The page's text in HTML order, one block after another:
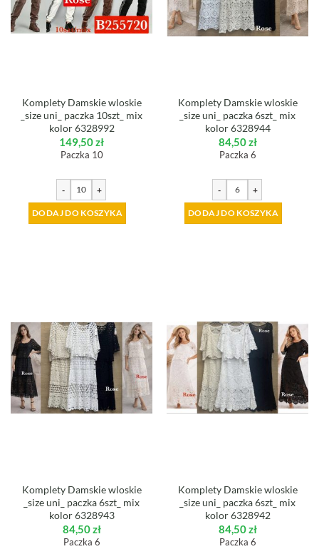
Komplety Damskie wloskie
_size uni_ paczka 10szt_ mix
kolor 6328992
149,50zł
Paczka 10
- +
DODAJ DO KOSZYKA
Komplety Damskie wloskie
_size uni_ paczka 6szt_ mix
kolor 6328944
84,50zł
Paczka 6
- +
DODAJ DO KOSZYKA
Komplety Damskie wloskie
_size uni_ paczka 6szt_ mix
kolor 6328943
84,50zł
Paczka 6
Komplety Damskie wloskie
_size uni_ paczka 6szt_ mix
kolor 6328942
84,50zł
Paczka 6